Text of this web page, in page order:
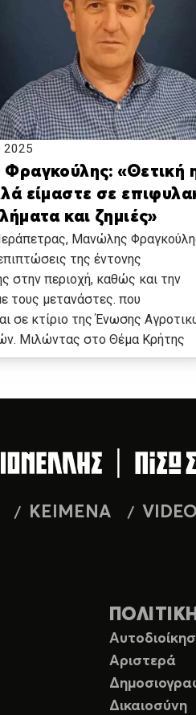
2025
«Θετική
είμαστε σε
και ζημιές»
Μανώλης
της έντονης
στην περιοχή, καθώς και την
τους μετανάστες. που
σε κτίριο της Ένωσης
Μιλώντας στο Θέμα Κρήτης
ΚΕΙΜΕΝΑ VIDEO
ΠΟΛΙΤΙΚΗ
Αριστερά
Δικαιοσύνη